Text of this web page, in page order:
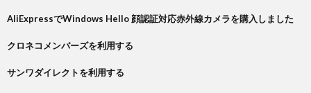
AliExpressでWindows Hello 顔認証対応赤外線カメラを購入しました
クロネコメンバーズを利用する
サンワダイレクトを利用する